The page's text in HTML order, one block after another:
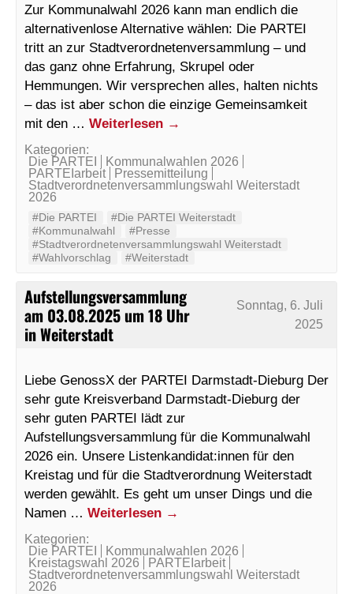
Zur Kommunalwahl 2026 kann man endlich die
alternativenlose Alternative wählen: Die PARTEI
tritt an zur Stadtverordnetenversammlung – und
das ganz ohne Erfahrung, Skrupel oder
Hemmungen. Wir versprechen alles, halten nichts
– das ist aber schon die einzige Gemeinsamkeit
mit den … Weiterlesen →
Kategorien:
Die PARTEI
Kommunalwahlen 2026
PARTEIarbeit
Pressemitteilung
Stadtverordnetenversammlungswahl Weiterstadt
2026
#Die PARTEI
#Die PARTEI Weiterstadt
#Kommunalwahl
#Presse
#Stadtverordnetenversammlungswahl Weiterstadt
#Wahlvorschlag
#Weiterstadt
Aufstellungsversammlung
am 03.08.2025 um 18 Uhr
in Weiterstadt
Sonntag, 6. Juli
2025
Liebe GenossX der PARTEI Darmstadt-Dieburg Der
sehr gute Kreisverband Darmstadt-Dieburg der
sehr guten PARTEI lädt zur
Aufstellungsversammlung für die Kommunalwahl
2026 ein. Unsere Listenkandidat:innen für den
Kreistag und für die Stadtverordnung Weiterstadt
werden gewählt. Es geht um unser Dings und die
Namen … Weiterlesen →
Kategorien:
Die PARTEI
Kommunalwahlen 2026
Kreistagswahl 2026
PARTEIarbeit
Stadtverordnetenversammlungswahl Weiterstadt
2026